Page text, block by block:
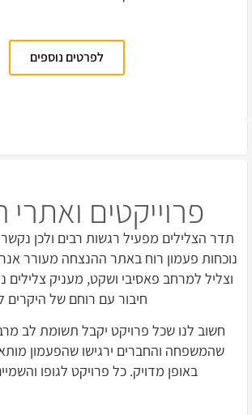
לפרטים נוספים
פרוייקטים
תדר הצלילים מפעיל רגשות רבים ולכן נקשר
נוכחות פעמון רוח באתר ההנצחה מעורר
וצליל למרחב פאסיבי ושקט, מעניק צלילים
חיבור עם רוחם של היקרים
חשוב לנו שכל פרויקט יקבל תשומת לב
שהמשפחה והחברים ירגישו שהפעמון
באופן מדויק. כל פרויקט לגופו